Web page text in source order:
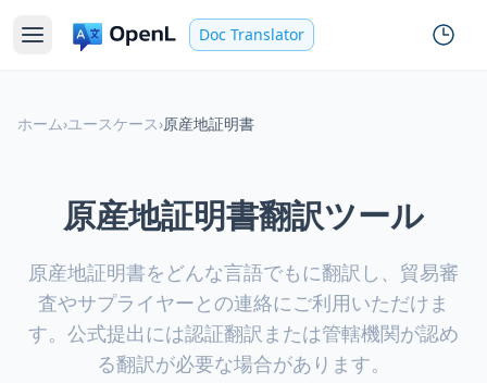
Doc Translator
ホーム›ユースケース›原産地証明書
原産地証明書翻訳ツール
原産地証明書をどんな言語でもに翻訳し、貿易審
査やサプライヤーとの連絡にご利用いただけま
す。公式提出には認証翻訳または管轄機関が認め
る翻訳が必要な場合があります。